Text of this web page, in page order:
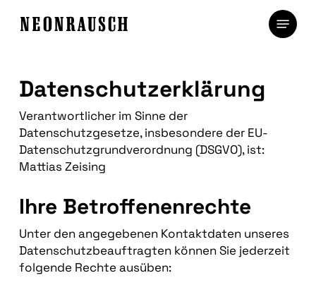
Menu
Datenschutzerklärung
Verantwortlicher im Sinne der
Datenschutzgesetze, insbesondere der EU-
Datenschutzgrundverordnung (DSGVO), ist:
Mattias Zeising
Ihre Betroffenenrechte
Unter den angegebenen Kontaktdaten unseres
Datenschutzbeauftragten können Sie jederzeit
folgende Rechte ausüben: